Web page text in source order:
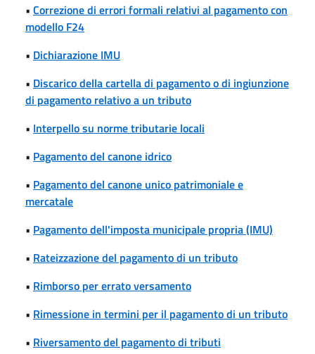
• Correzione di errori formali relativi al pagamento con
modello F24
• Dichiarazione IMU
• Discarico della cartella di pagamento o di ingiunzione
di pagamento relativo a un tributo
• Interpello su norme tributarie locali
• Pagamento del canone idrico
• Pagamento del canone unico patrimoniale e
mercatale
• Pagamento dell'imposta municipale propria (IMU)
• Rateizzazione del pagamento di un tributo
• Rimborso per errato versamento
• Rimessione in termini per il pagamento di un tributo
• Riversamento del pagamento di tributi